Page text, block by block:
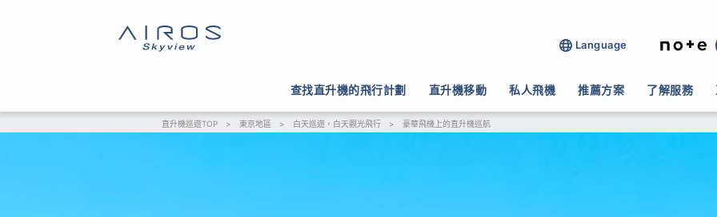
Language
查找直升機的飛行計劃 直升機移動 私人飛機 推薦方案 了解服務
直升機巡遊TOP > 東京地區 > 白天巡遊，白天觀光飛行 > 豪華飛機上的直升機巡航